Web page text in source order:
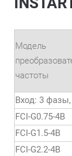
Модель
частоты
Вход: 3 фазы,
FCI-G0.75-4B
FCI-G1.5-4B
FCI-G2.2-4B